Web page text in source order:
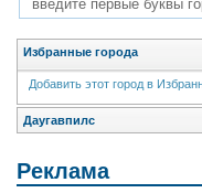
Избранные города
Добавить этот город в
Даугавпилс
Реклама